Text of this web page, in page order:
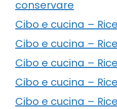
conservare
Cibo e cucina –
Cibo e cucina –
Cibo e cucina –
Cibo e cucina –
Cibo e cucina –